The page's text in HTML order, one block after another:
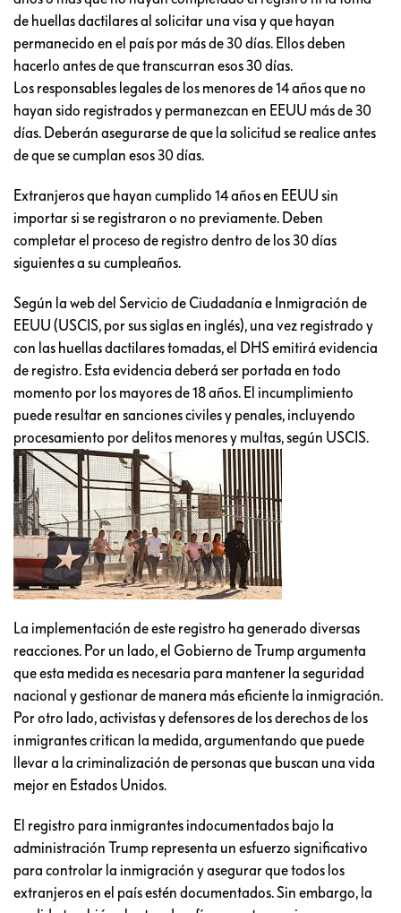
de huellas dactilares al solicitar una visa y que hayan
permanecido en el país por más de 30 días. Ellos deben
hacerlo antes de que transcurran esos 30 días.
Los responsables legales de los menores de 14 años que no
hayan sido registrados y permanezcan en EEUU más de 30
días. Deberán asegurarse de que la solicitud se realice antes
de que se cumplan esos 30 días.
Extranjeros que hayan cumplido 14 años en EEUU sin
importar si se registraron o no previamente. Deben
completar el proceso de registro dentro de los 30 días
siguientes a su cumpleaños.
Según la web del Servicio de Ciudadanía e Inmigración de
EEUU (USCIS, por sus siglas en inglés), una vez registrado y
con las huellas dactilares tomadas, el DHS emitirá evidencia
de registro. Esta evidencia deberá ser portada en todo
momento por los mayores de 18 años. El incumplimiento
puede resultar en sanciones civiles y penales, incluyendo
procesamiento por delitos menores y multas, según USCIS.
La implementación de este registro ha generado diversas
reacciones. Por un lado, el Gobierno de Trump argumenta
que esta medida es necesaria para mantener la seguridad
nacional y gestionar de manera más eficiente la inmigración.
Por otro lado, activistas y defensores de los derechos de los
inmigrantes critican la medida, argumentando que puede
llevar a la criminalización de personas que buscan una vida
mejor en Estados Unidos.
El registro para inmigrantes indocumentados bajo la
administración Trump representa un esfuerzo significativo
para controlar la inmigración y asegurar que todos los
extranjeros en el país estén documentados. Sin embargo, la